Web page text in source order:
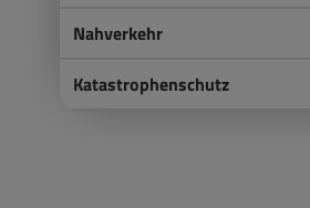
Nahverkehr
Katastrophenschutz